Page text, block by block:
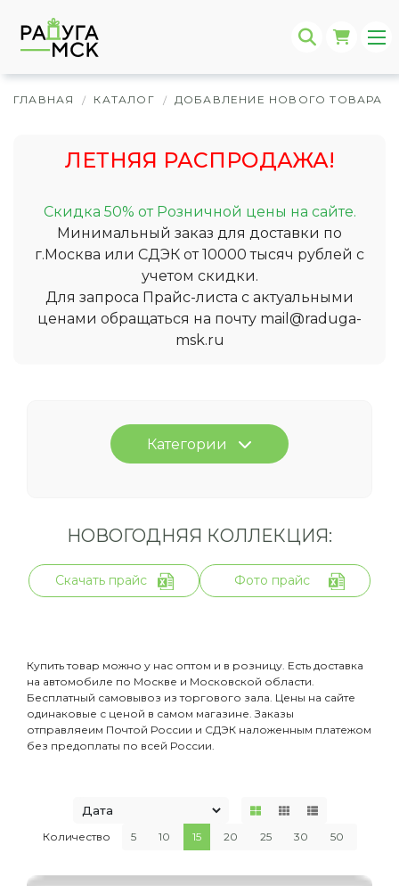
ГЛАВНАЯ / КАТАЛОГ / ДОБАВЛЕНИЕ НОВОГО ТОВАРА
ЛЕТНЯЯ РАСПРОДАЖА!
Скидка 50% от Розничной цены на сайте.
Минимальный заказ для доставки по
г.Москва или СДЭК от 10000 тысяч рублей с
учетом скидки.
Для запроса Прайс-листа с актуальными
ценами обращаться на почту mail@raduga-
msk.ru
Категории
НОВОГОДНЯЯ КОЛЛЕКЦИЯ:
Скачать прайс Фото прайс
Купить товар можно у нас оптом и в розницу. Есть доставка
на автомобиле по Москве и Московской области.
Бесплатный самовывоз из торгового зала. Цены на сайте
одинаковые с ценой в самом магазине. Заказы
отправляеим Почтой России и СДЭК наложенным платежом
без предоплаты по всей России.
Количество 5 10 15 20 25 30 50